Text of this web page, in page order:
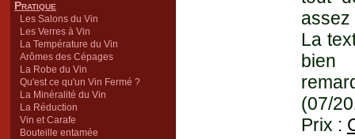
Pratique
Les Salons du Vin
Les Verres à Vin
La Température du Vin
Arômes des Cépages
La Robe du Vin
Qu'est ce qu'un Vin Fermé ?
La Minéralité du Vin
La Réduction
Vin et Carafe
Bouteille entamée
assez
La
bien
(07/
Prix :